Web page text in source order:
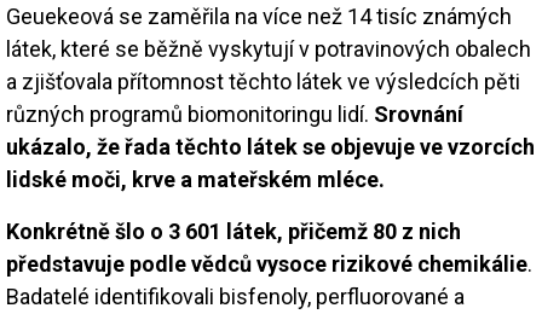
Geuekeová se zaměřila na více než 14 tisíc známých
látek, které se běžně vyskytují v potravinových obalech
a zjišťovala přítomnost těchto látek ve výsledcích pěti
různých programů biomonitoringu lidí. Srovnání
ukázalo, že řada těchto látek se objevuje ve vzorcích
lidské moči, krve a mateřském mléce.
Konkrétně šlo o 3 601 látek, přičemž 80 z nich
představuje podle vědců vysoce rizikové chemikálie.
Badatelé identifikovali bisfenoly, perfluorované a